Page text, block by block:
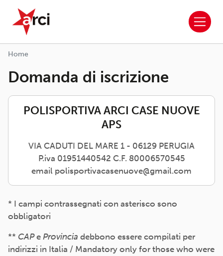
Salta al contenuto principale
ARCI APS
Home
Domanda di iscrizione
POLISPORTIVA ARCI CASE NUOVE
APS
VIA CADUTI DEL MARE 1 - 06129 PERUGIA
P.iva 01951440542 C.F. 80006570545
email polisportivacasenuove@gmail.com
* I campi contrassegnati con asterisco sono
obbligatori
** CAPe Provincia debbono essere compilati per
indirizzi in Italia / Mandatory only for those who were